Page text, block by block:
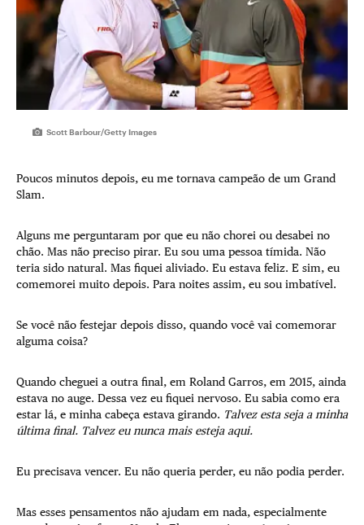
Scott Barbour/Getty Images
Poucos minutos depois, eu me tornava campeão de um Grand
Slam.
Alguns me perguntaram por que eu não chorei ou desabei no
chão. Mas não preciso pirar. Eu sou uma pessoa tímida. Não
teria sido natural. Mas fiquei aliviado. Eu estava feliz. E sim, eu
comemorei muito depois. Para noites assim, eu sou imbatível.
Se você não festejar depois disso, quando você vai comemorar
alguma coisa?
Quando cheguei a outra final, em Roland Garros, em 2015, ainda
estava no auge. Dessa vez eu fiquei nervoso. Eu sabia como era
estar lá, e minha cabeça estava girando. Talvez esta seja a minha
última final. Talvez eu nunca mais esteja aqui.
Eu precisava vencer. Eu não queria perder, eu não podia perder.
Mas esses pensamentos não ajudam em nada, especialmente